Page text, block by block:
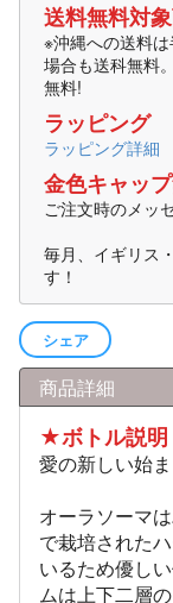
送料無料対
※沖縄への送料
場合も送科無料
無料!
ラッピング
ラッピング詳細
金色キャッ
ご注文時のメッ
毎月、イギリス
す！
シェア
商品詳細
★ボトル説明
愛の新しい始ま
オーラソーマ
で栽培された
いるため優し
ムは上下二層